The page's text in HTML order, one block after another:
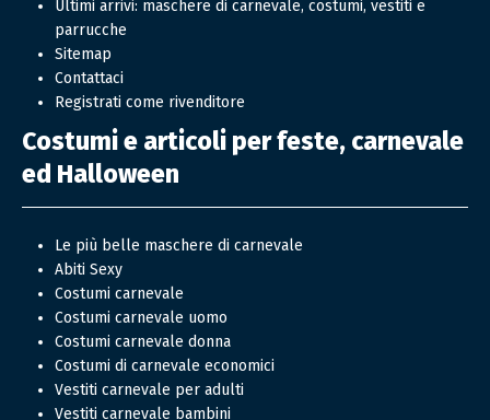
Ultimi arrivi: maschere di carnevale, costumi, vestiti e
parrucche
Sitemap
Contattaci
Registrati come rivenditore
Costumi e articoli per feste, carnevale
ed Halloween
Le più belle maschere di carnevale
Abiti Sexy
Costumi carnevale
Costumi carnevale uomo
Costumi carnevale donna
Costumi di carnevale economici
Vestiti carnevale per adulti
Vestiti carnevale bambini